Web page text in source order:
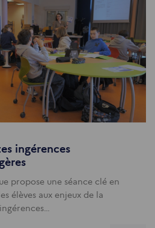
ingérences
propose une séance clé en
élèves aux enjeux de la